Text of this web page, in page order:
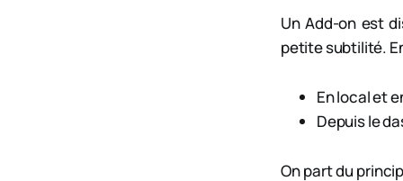
Un Add-on est
petite subtilité.
En local et
Depuis le
On part du